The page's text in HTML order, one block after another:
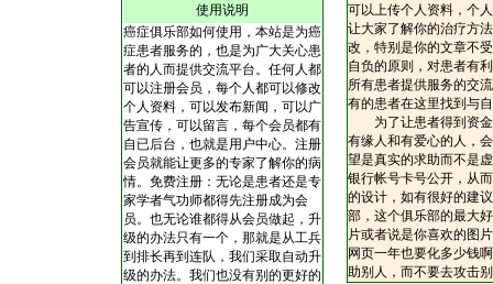
使用说明
癌症俱乐部如何使用，本站是为癌
症患者服务的，也是为广大关心患
者的人而提供交流平台。任何人都
可以注册会员，每个人都可以修改
个人资料，可以发布新闻，可以广
告宣传，可以留言，每个会员都有
自已后台，也就是用户中心。注册
会员就能让更多的专家了解你的病
情。免费注册：无论是患者还是专
家学者气功师都得先注册成为会
员。也无论谁都得从会员做起，升
级的办法只有一个，那就是从工兵
到排长再到连队，我们采取自动升
级的办法。我们也没有别的更好的
可以上传个人资料，个
让大家了解你的治疗方
改，特别是你的文章不
自负的原则，对患者有
所有患者提供服务的交
有的患者在这里找到与
为了让患者得到资金
有缘人和有爱心的人，
望是真实的求助而不是
银行帐号卡号公开，从
的设计，如有很好的建
部，这个俱乐部的最大
片或者说是你喜欢的图
网页一年也要化多少钱
助别人，而不要去攻击